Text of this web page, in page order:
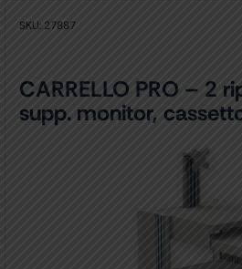
SKU: 27887
CARRELLO PRO – 2
supp. monitor,